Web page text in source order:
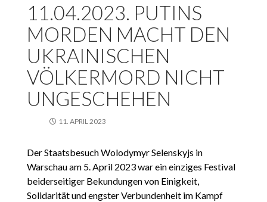
11.04.2023. PUTINS
MORDEN MACHT DEN
UKRAINISCHEN
VÖLKERMORD NICHT
UNGESCHEHEN
11. APRIL 2023
Der Staatsbesuch Wolodymyr Selenskyjs in
Warschau am 5. April 2023 war ein einziges Festival
beiderseitiger Bekundungen von Einigkeit,
Solidarität und engster Verbundenheit im Kampf